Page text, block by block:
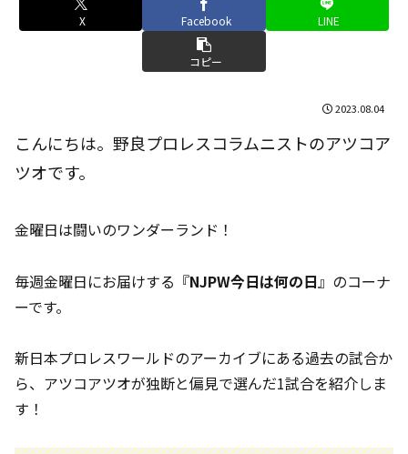
X Facebook LINE
コピー
2023.08.04
こんにちは。野良プロレスコラムニストのアツコア
ツオです。
金曜日は闘いのワンダーランド！
毎週金曜日にお届けする『NJPW今日は何の日 』のコーナ
ーです。
新日本プロレスワールドのアーカイブにある過去の試合か
ら、アツコアツオが独断と偏見で選んだ1試合を紹介しま
す！